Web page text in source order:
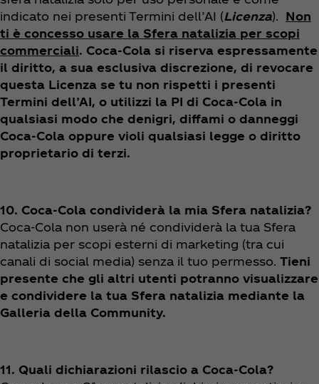
indicato nei presenti Termini dell’AI (Licenza). Non
ti è concesso usare la Sfera natalizia per scopi
commerciali. Coca‑Cola si riserva espressamente
il diritto, a sua esclusiva discrezione, di revocare
questa Licenza se tu non rispetti i presenti
Termini dell’AI, o utilizzi la PI di Coca‑Cola in
qualsiasi modo che denigri, diffami o danneggi
Coca‑Cola oppure violi qualsiasi legge o diritto
proprietario di terzi.
10. Coca‑Cola condividerà la mia Sfera natalizia?
Coca‑Cola non userà né condividerà la tua Sfera
natalizia per scopi esterni di marketing (tra cui
canali di social media) senza il tuo permesso. Tieni
presente che gli altri utenti potranno visualizzare
e condividere la tua Sfera natalizia mediante la
Galleria della Community.
11. Quali dichiarazioni rilascio a Coca‑Cola?